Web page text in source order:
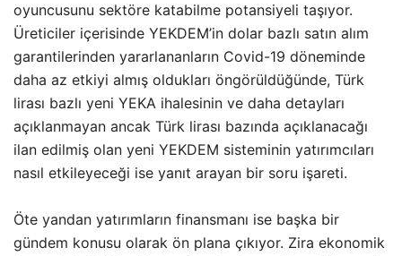
oyuncusunu sektöre katabilme potansiyeli taşıyor.
Üreticiler içerisinde YEKDEM’in dolar bazlı satın alım
garantilerinden yararlananların Covid-19 döneminde
daha az etkiyi almış oldukları öngörüldüğünde, Türk
lirası bazlı yeni YEKA ihalesinin ve daha detayları
açıklanmayan ancak Türk lirası bazında açıklanacağı
ilan edilmiş olan yeni YEKDEM sisteminin yatırımcıları
nasıl etkileyeceği ise yanıt arayan bir soru işareti.
Öte yandan yatırımların finansmanı ise başka bir
gündem konusu olarak ön plana çıkıyor. Zira ekonomik